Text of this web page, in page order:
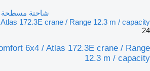
172.3E crane / Range 12.3 m / capacity
24
6x4 / Atlas 172.3E crane / Range
12.3 m / capacity